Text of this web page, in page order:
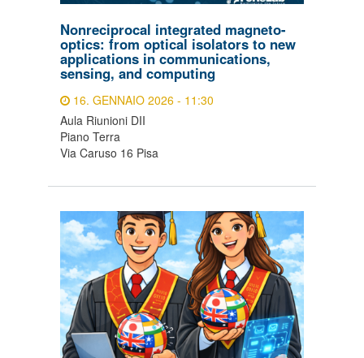
Nonreciprocal integrated magneto-
optics: from optical isolators to new
applications in communications,
sensing, and computing
16. GENNAIO 2026 - 11:30
Aula Riunioni DII
Piano Terra
Via Caruso 16 Pisa